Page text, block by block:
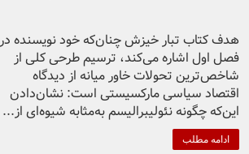
هدف کتاب تبار خیزش چنان‌که خود نویسنده در
فصل اول اشاره می‌کند، ترسیم طرحی کلی از
شاخص‌ترین تحولات خاور میانه از دیدگاه
اقتصاد سیاسی مارکسیستی است: نشان‌دادن
این‌که چگونه نئولیبرالیسم به‌مثابه‌ شیوه‌ای از...
ادامه مطلب